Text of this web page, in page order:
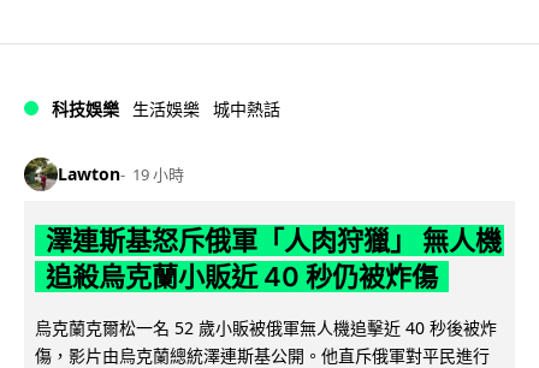
科技娛樂 生活娛樂 城中熱話
Lawton 19 小時
澤連斯基怒斥俄軍「人肉狩獵」 無人機
追殺烏克蘭小販近 40 秒仍被炸傷
烏克蘭克爾松一名 52 歲小販被俄軍無人機追擊近 40 秒後被炸
傷，影片由烏克蘭總統澤連斯基公開。他直斥俄軍對平民進行